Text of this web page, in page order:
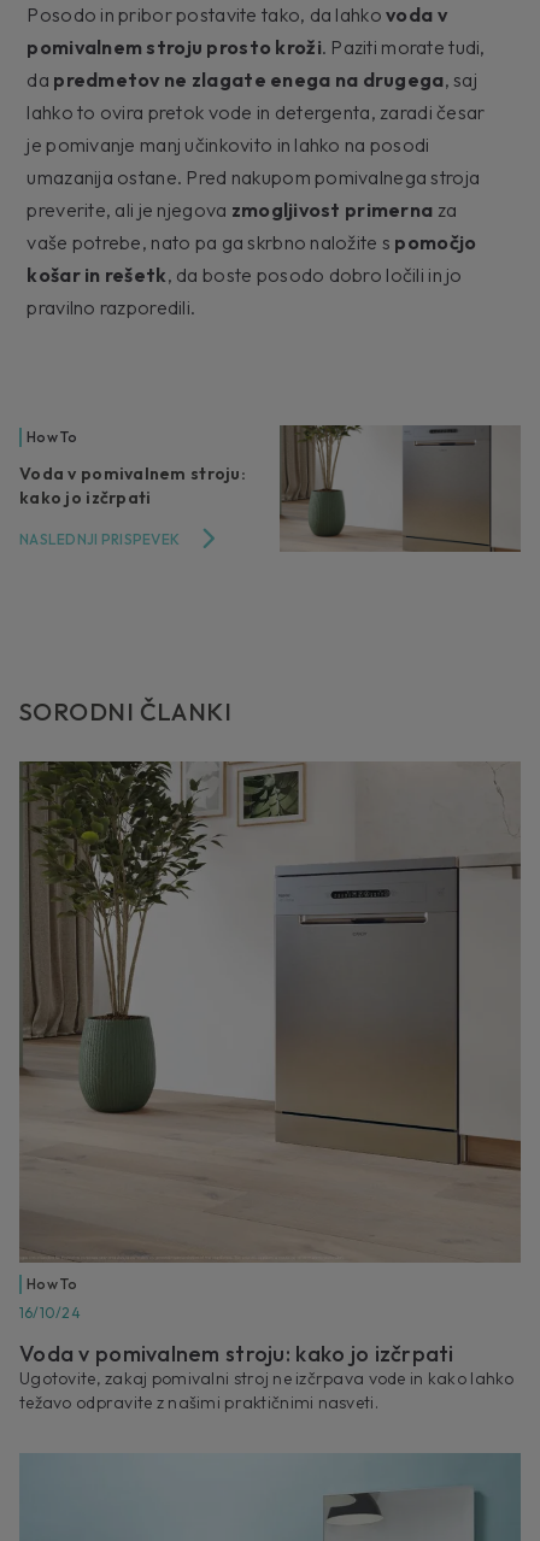
Posodo in pribor postavite tako, da lahkovoda v
pomivalnem stroju prosto kroži. Paziti morate tudi,
da predmetov ne zlagate enega na drugega, saj
lahko to ovira pretok vode in detergenta, zaradi česar
je pomivanje manj učinkovito in lahko na posodi
umazanija ostane. Pred nakupom pomivalnega stroja
preverite, ali je njegova zmogljivost primerna za
vaše potrebe, nato pa ga skrbno naložite s pomočjo
košar in rešetk, da boste posodo dobro ločili in jo
pravilno razporedili.
SORODNI ČLANKI
How To
16/10/24
Voda v pomivalnem stroju: kako jo izčrpati
Ugotovite, zakaj pomivalni stroj ne izčrpava vode in kako lahko
težavo odpravite z našimi praktičnimi nasveti.
How To
Voda v pomivalnem stroju:
kako jo izčrpati
NASLEDNJI PRISPEVEK